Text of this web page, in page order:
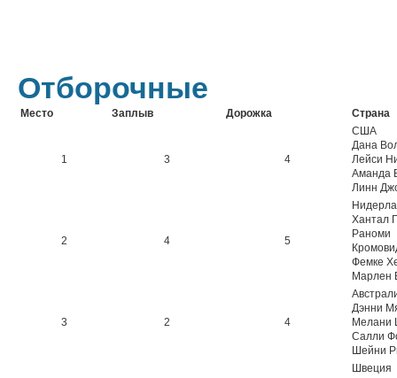
Отборочные
Место Заплыв Дорожка Страна
1 3 4
США
Дана
Лейси
Аманда
Линн
2 4 5
Хантал
Раноми
Фемке
Марлен
3 2 4
Дэнни
Мелани
Салли
Шейни
Швеция